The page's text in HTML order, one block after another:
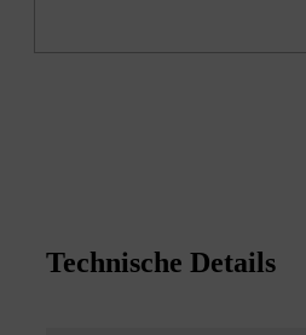
Technische Details